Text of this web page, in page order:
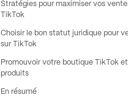
Stratégies pour maximiser vos
TikTok
Choisir le bon statut juridique pour
sur TikTok
Promouvoir votre boutique TikTok
produits
En résumé